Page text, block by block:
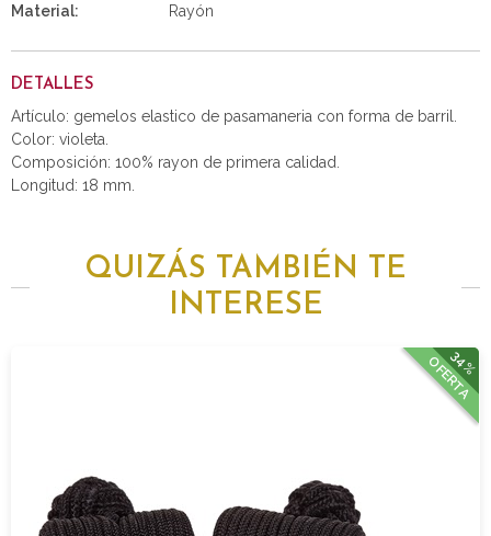
Material:
Rayón
DETALLES
Artículo: gemelos elastico de pasamaneria con forma de barril.
Color: violeta.
Composición: 100% rayon de primera calidad.
Longitud: 18 mm.
QUIZÁS TAMBIÉN TE
INTERESE
34%
OFERTA